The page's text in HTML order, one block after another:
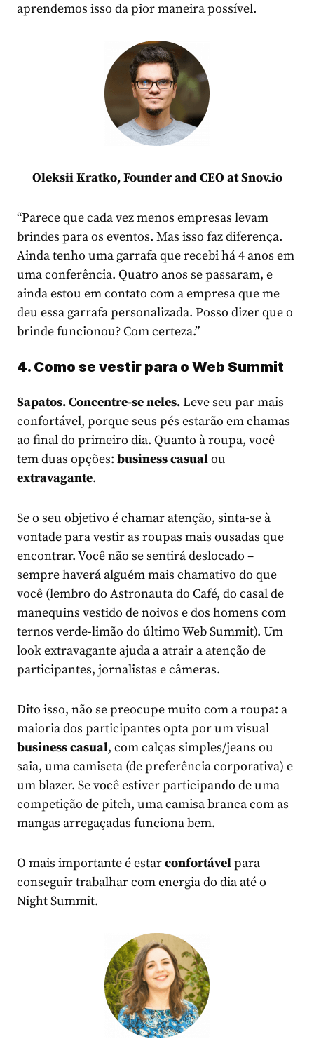
aprendemos isso da pior maneira possível.
Oleksii Kratko, Founder and CEO at Snov.io
“Parece que cada vez menos empresas levam
brindes para os eventos. Mas isso faz diferença.
Ainda tenho uma garrafa que recebi há 4 anos em
uma conferência. Quatro anos se passaram, e
ainda estou em contato com a empresa que me
deu essa garrafa personalizada. Posso dizer que o
brinde funcionou? Com certeza.”
4. Como se vestir para o Web Summit
Sapatos. Concentre-se neles.Leve seu par mais
confortável, porque seus pés estarão em chamas
ao final do primeiro dia. Quanto à roupa, você
tem duas opções: business casualou
extravagante.
Se o seu objetivo é chamar atenção, sinta-se à
vontade para vestir as roupas mais ousadas que
encontrar. Você não se sentirá deslocado –
sempre haverá alguém mais chamativo do que
você (lembro do Astronauta do Café, do casal de
manequins vestido de noivos e dos homens com
ternos verde-limão do último Web Summit). Um
look extravagante ajuda a atrair a atenção de
participantes, jornalistas e câmeras.
Dito isso, não se preocupe muito com a roupa: a
maioria dos participantes opta por um visual
business casual, com calças simples/jeans ou
saia, uma camiseta (de preferência corporativa) e
um blazer. Se você estiver participando de uma
competição de pitch, uma camisa branca com as
mangas arregaçadas funciona bem.
O mais importante é estarconfortávelpara
conseguir trabalhar com energia do dia até o
Night Summit.